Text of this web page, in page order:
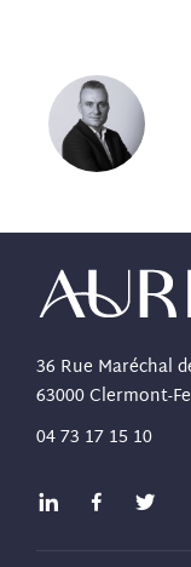
36 Rue Maréchal
63000 Clermont-
04 73 17 15 10